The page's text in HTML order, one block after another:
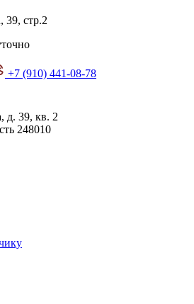
39, стр.2
+7 (910) 441-08-78
д. 39, кв. 2
248010